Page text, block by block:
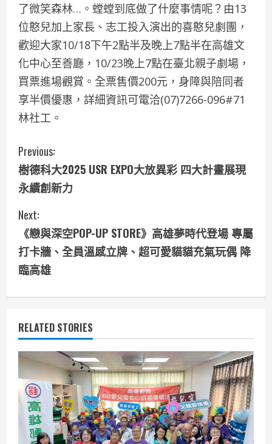
了微笑森林…。螳螳到底做了什麼事情呢？由13
位憨兒加上家長、志工投入演出的喜憨兒劇團，
歡迎大家10/18下午2點半及晚上7點半在高雄文
化中心至善廳，10/23晚上7點在臺北親子劇場，
買票進場觀賞。全票售價200元，身障與陪同者
享半價優惠，詳細資訊可電洽(07)7266-096#71
林社工。
C
o
n
t
i
n
u
e
R
e
a
Previous:
樹德科大2025 USR EXPO大放異彩 四大計畫展現
永續創新力
Next:
《戀與深空POP-UP STORE》高雄夢時代登場 專屬
打卡牆、全員溫感立牌、超可愛貓貓充氣玩偶 降
臨高雄
RELATED STORIES